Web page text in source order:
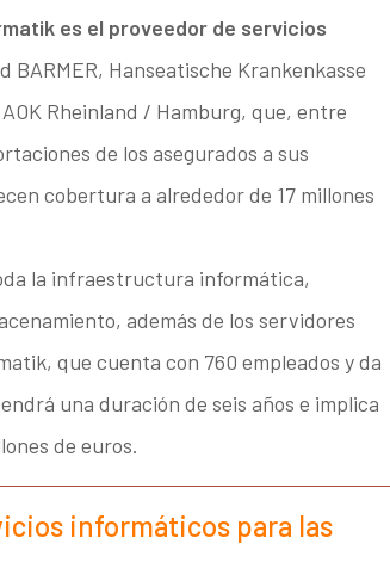
es el proveedor de servicios
BARMER, Hanseatische Krankenkasse
AOK Rheinland / Hamburg, que, entre
de los asegurados a sus
cobertura a alrededor de 17 millones
la infraestructura informática,
además de los servidores
que cuenta con 760 empleados y da
una duración de seis años e implica
de euros.
informáticos para las